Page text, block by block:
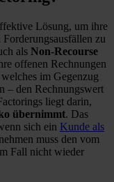
Lösung, um ihre
zu
als Non-Recourse
offenen Rechnungen
im Gegenzug
– den Rechnungswert
liegt darin,
übernimmt. Das
sich ein Kunde als
muss den vom
Fall nicht wieder